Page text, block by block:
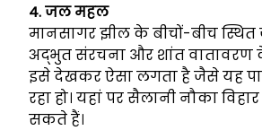
4. जल महल
मानसागर झील के बीचों-बीच
अद्भुत संरचना और शांत वातावरण के
इसे देखकर ऐसा लगता है जैसे यह
रहा हो। यहां पर सैलानी नौका
सकते हैं।